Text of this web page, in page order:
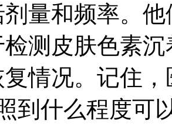
量和频率。
测皮肤色素
情况。记住
到什么程度可